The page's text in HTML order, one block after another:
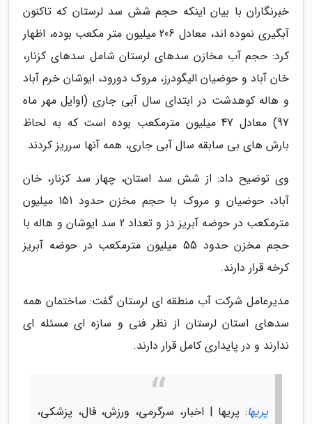
خبرنگاران با بیان اینکه حجم شش سد لرستان که تاکنون
آبگیری نموده اند، معادل 206 میلیون متر مکعب بوده، اظهار
کرد: حجم آب مخازن سدهای لرستان شامل سدهای کزنار،
خان آباد و حوضیان الیگودرز، مروک دورود، ایوشان خرم آباد
و هاله کوهدشت در ابتدای سال آبی جاری (اوایل مهر ماه
97) معادل 47 میلیون مترمکعب بوده است که به لحاظ
بارش های بی سابقه سال آبی جاری، همه آنها سرریز کردند.
وی توضیح داد: از شش سد استان، چهار سد کزنار، خان
آباد، حوضیان و مروک با حجم مخزن حدود 151 میلیون
مترمکعب در حوضه آبریز دز و تعداد 2 سد ایوشان و هاله با
حجم مخزن حدود 55 میلیون مترمکعب در حوضه آبریز
کرخه قرار دارند.
مدیرعامل شرکت آب منطقه ای لرستان گفت: ساختمان همه
سدهای استان لرستان از نظر فنی و سازه ای مسئله ای
ندارند و در پایداری کامل قرار دارند.
پریها: پریها | اخبار، سرگرمی، ورزش، فال، پزشکی،